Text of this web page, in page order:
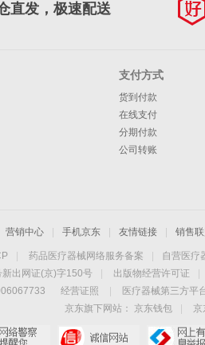
直发，极速配送
支付方式
货到付款
在线支付
分期付款
公司转账
营销中心 手机京东 友情链接 销售
药品医疗器械网络服务备案 自营医疗
出网证(京)字150号
出版物经营许可证
经营证照 医疗器械第三方平
京东旗下网站：
京东钱包
京